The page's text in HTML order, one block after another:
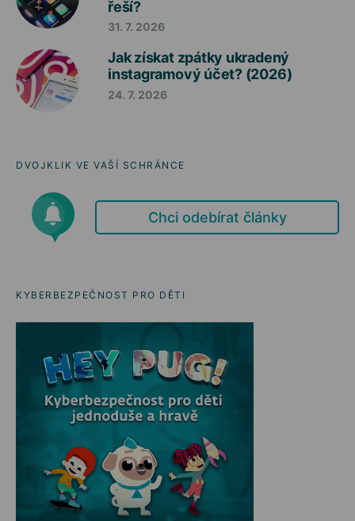
řeší?
31. 7. 2026
Jak získat zpátky ukradený
instagramový účet? (2026)
24. 7. 2026
DVOJKLIK VE VAŠÍ SCHRÁNCE
Chci odebírat články
KYBERBEZPEČNOST PRO DĚTI